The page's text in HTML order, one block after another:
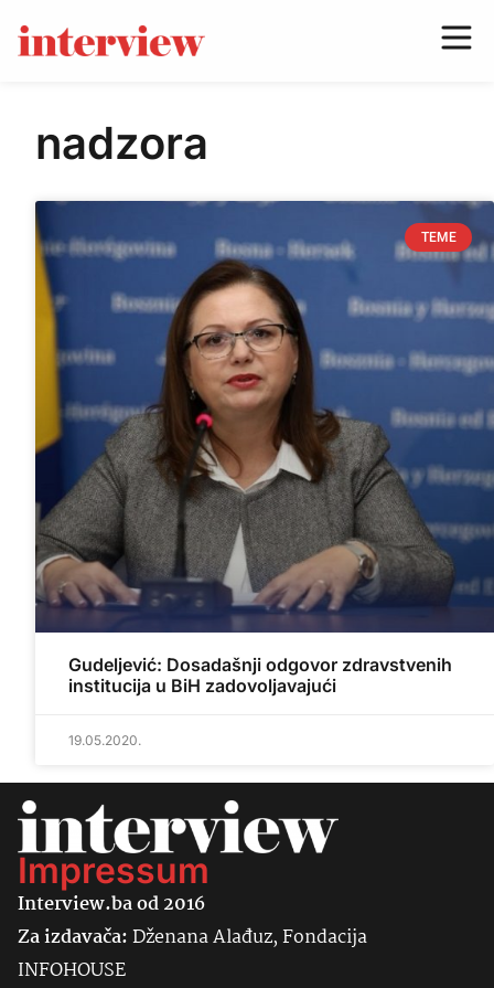
nadzora
TEME
Gudeljević: Dosadašnji odgovor zdravstvenih
institucija u BiH zadovoljavajući
19.05.2020.
Impressum
Interview.ba od 2016
Za izdavača:Dženana Alađuz, Fondacija
INFOHOUSE